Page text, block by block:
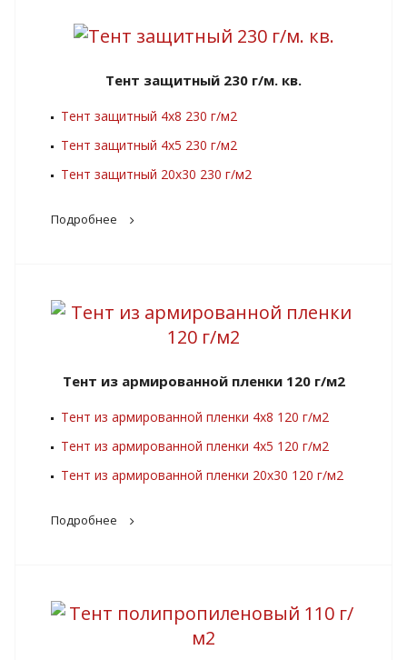
Тент защитный 230 г/м. кв.
Тент защитный 4х8 230 г/м2
Тент защитный 4х5 230 г/м2
Тент защитный 20х30 230 г/м2
Подробнее
Тент из армированной пленки 120 г/м2
Тент из армированной пленки 4х8 120 г/м2
Тент из армированной пленки 4х5 120 г/м2
Тент из армированной пленки 20х30 120 г/м2
Подробнее